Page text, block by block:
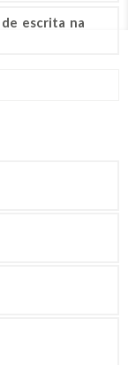
escrita na